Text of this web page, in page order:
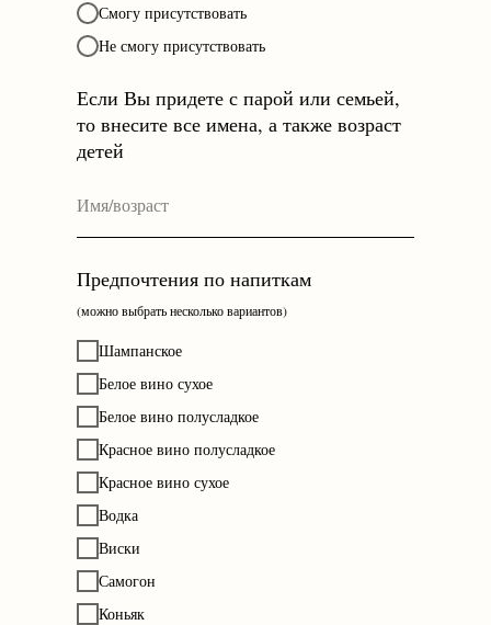
Смогу присутствовать
Не смогу присутствовать
Если Вы придете с парой или семьей,
то внесите все имена, а также возраст
детей
Предпочтения по напиткам
(можно выбрать несколько вариантов)
Шампанское
Белое вино сухое
Белое вино полусладкое
Красное вино полусладкое
Красное вино сухое
Водка
Виски
Самогон
Коньяк